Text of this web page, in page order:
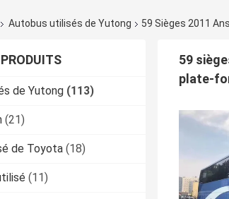
Autobus utilisés de Yutong 59 Sièges 2011
de Yutong (113)
(21)
de Toyota (18)
(11)
59
plate-